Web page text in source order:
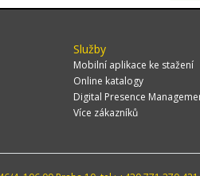
Služby
Mobilní aplikace ke stažení
Online katalogy
Digital Presence
Více zákazníků